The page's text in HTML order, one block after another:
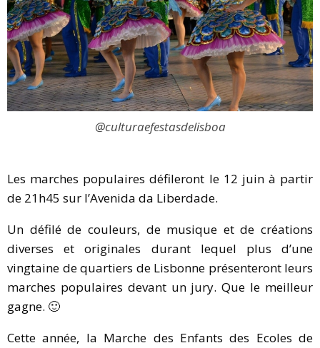
@culturaefestasdelisboa
Les marches populaires défileront le 12 juin à partir
de 21h45 sur l’Avenida da Liberdade.
Un défilé de couleurs, de musique et de créations
diverses et originales durant lequel plus d’une
vingtaine de quartiers de Lisbonne présenteront leurs
marches populaires devant un jury. Que le meilleur
gagne. 🙂
Cette année, la Marche des Enfants des Ecoles de